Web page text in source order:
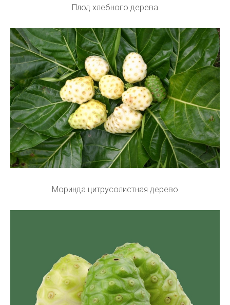
Плод хлебного дерева
Моринда цитрусолистная дерево